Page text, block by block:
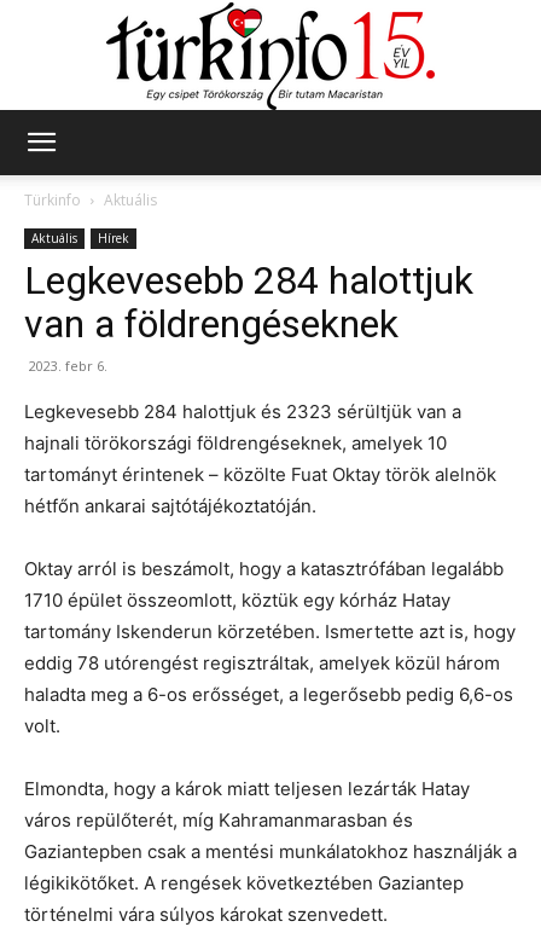
Türkinfo
Aktuális
Aktuális Hírek
Legkevesebb 284 halottjuk
van a földrengéseknek
2023. febr 6.
Legkevesebb 284 halottjuk és 2323 sérültjük van a
hajnali törökországi földrengéseknek, amelyek 10
tartományt érintenek – közölte Fuat Oktay török alelnök
hétfőn ankarai sajtótájékoztatóján.
Oktay arról is beszámolt, hogy a katasztrófában legalább
1710 épület összeomlott, köztük egy kórház Hatay
tartomány Iskenderun körzetében. Ismertette azt is, hogy
eddig 78 utórengést regisztráltak, amelyek közül három
haladta meg a 6-os erősséget, a legerősebb pedig 6,6-os
volt.
Elmondta, hogy a károk miatt teljesen lezárták Hatay
város repülőterét, míg Kahramanmarasban és
Gaziantepben csak a mentési munkálatokhoz használják a
légikikötőket. A rengések következtében Gaziantep
történelmi vára súlyos károkat szenvedett.